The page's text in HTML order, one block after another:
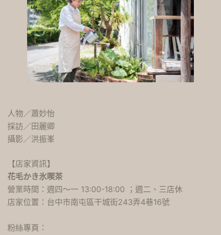
人物／蕭妙怡
採訪／田麗卿
攝影／洪振峯
【店家資訊】
花毛かき氷喫茶
營業時間：週四～一 13:00-18:00 ；週二、三店休
店家位置：台中市南屯區干城街243弄4巷16號
粉絲專頁：